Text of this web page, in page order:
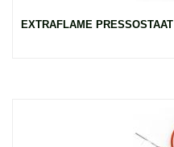
EXTRAFLAME